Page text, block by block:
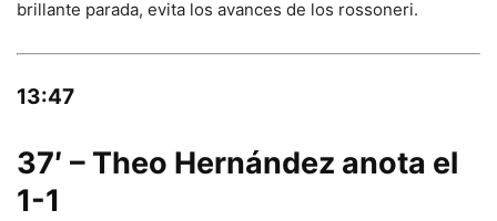
brillante parada, evita los avances de los rossoneri.
13:47
37′ – Theo Hernández anota el
1-1